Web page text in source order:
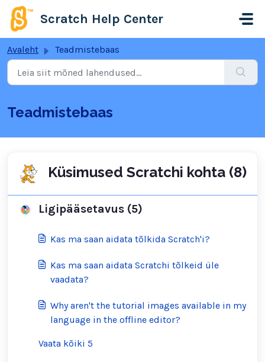
Mine põhisisu juurde
Scratch Help Center
Avaleht Teadmistebaas
Teadmistebaas
Küsimused Scratchi kohta (8)
Ligipääsetavus (5)
Kas ma saan aidata tõlkida Scratch'i?
Kas ma saan aidata Scratchi tõlkeid üle
vaadata?
Why aren't the tutorial images available in my
language in the offline editor?
Vaata kõiki 5